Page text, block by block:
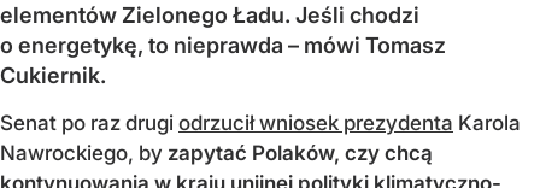
elementów Zielonego Ładu. Jeśli chodzi
o energetykę, to nieprawda – mówi Tomasz
Cukiernik.
Senat po raz drugi odrzucił wniosek prezydenta Karola
Nawrockiego, by zapytać Polaków, czy chcą
kontynuowania w kraju unijnej polityki klimatyczno-